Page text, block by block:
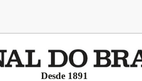
Desde 1891